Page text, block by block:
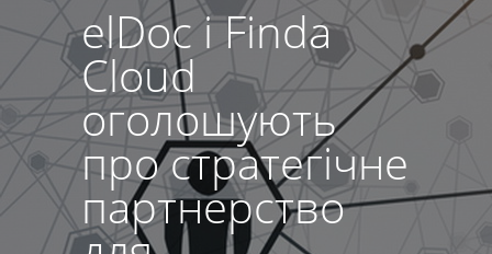
elDoc і Finda
Cloud
оголошують
про стратегічне
партнерство